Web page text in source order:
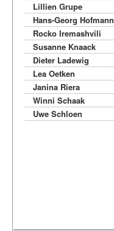
Lillien Grupe
Hans-Georg Hofmann
Rocko Iremashvili
Susanne Knaack
Dieter Ladewig
Lea Oetken
Janina Riera
Winni Schaak
Uwe Schloen